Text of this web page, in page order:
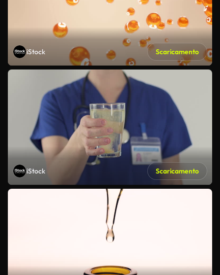
iStock Scaricamento
iStock Scaricamento